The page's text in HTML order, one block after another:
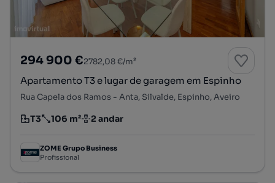
294 900 €2782,08 €/m²
Apartamento T3 e lugar de garagem em Espinho
Rua Capela dos Ramos - Anta, Silvalde, Espinho, Aveiro
Tipologia
T3
Preço por metro quadrado
106 m²
Andar 2 andar
ZOME Grupo Business
Profissional